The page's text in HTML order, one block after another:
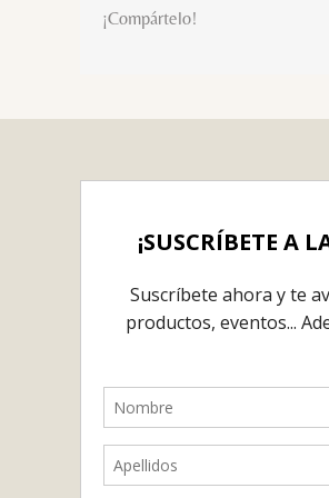
¡Compártelo!